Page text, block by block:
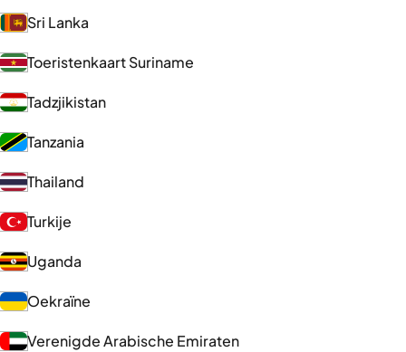
Sri Lanka
Toeristenkaart Suriname
Tadzjikistan
Tanzania
Thailand
Turkije
Uganda
Oekraïne
Verenigde Arabische Emiraten